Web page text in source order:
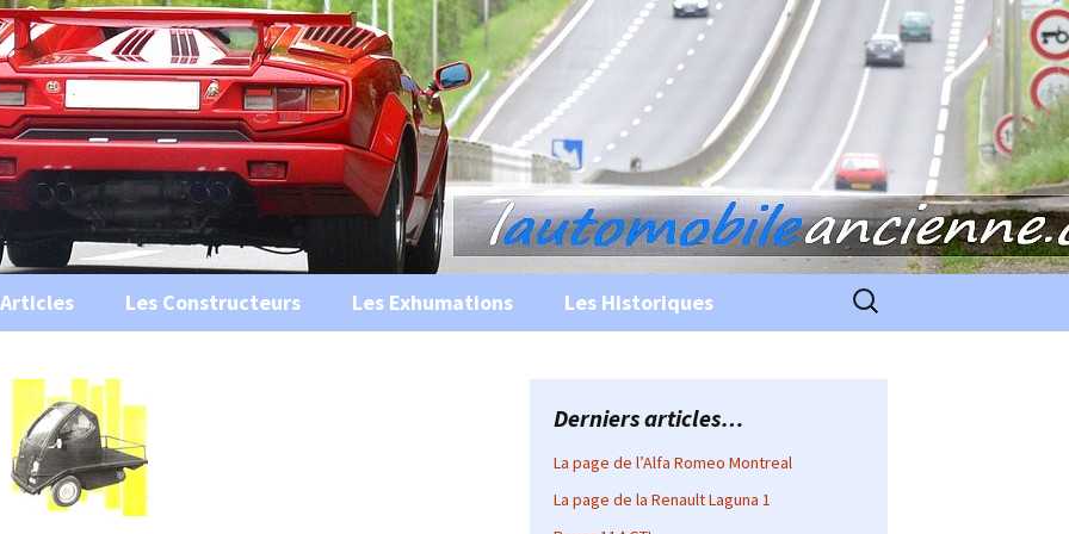
Ancienne
historiques …
évènements
musées
Les Constructeurs Les Exhumations Les Historiques Rechercher :
Derniers articles…
La page de l’Alfa Romeo Montreal
La page de la Renault Laguna 1